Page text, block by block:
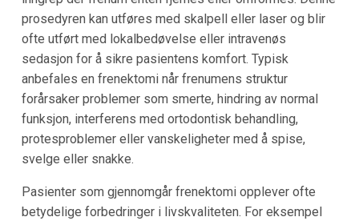
prosedyren kan utføres med skalpell eller laser og blir
ofte utført med lokalbedøvelse eller intravenøs
sedasjon for å sikre pasientens komfort. Typisk
anbefales en frenektomi når frenumens struktur
forårsaker problemer som smerte, hindring av normal
funksjon, interferens med ortodontisk behandling,
protesproblemer eller vanskeligheter med å spise,
svelge eller snakke.
Pasienter som gjennomgår frenektomi opplever ofte
betydelige forbedringer i livskvaliteten. For eksempel